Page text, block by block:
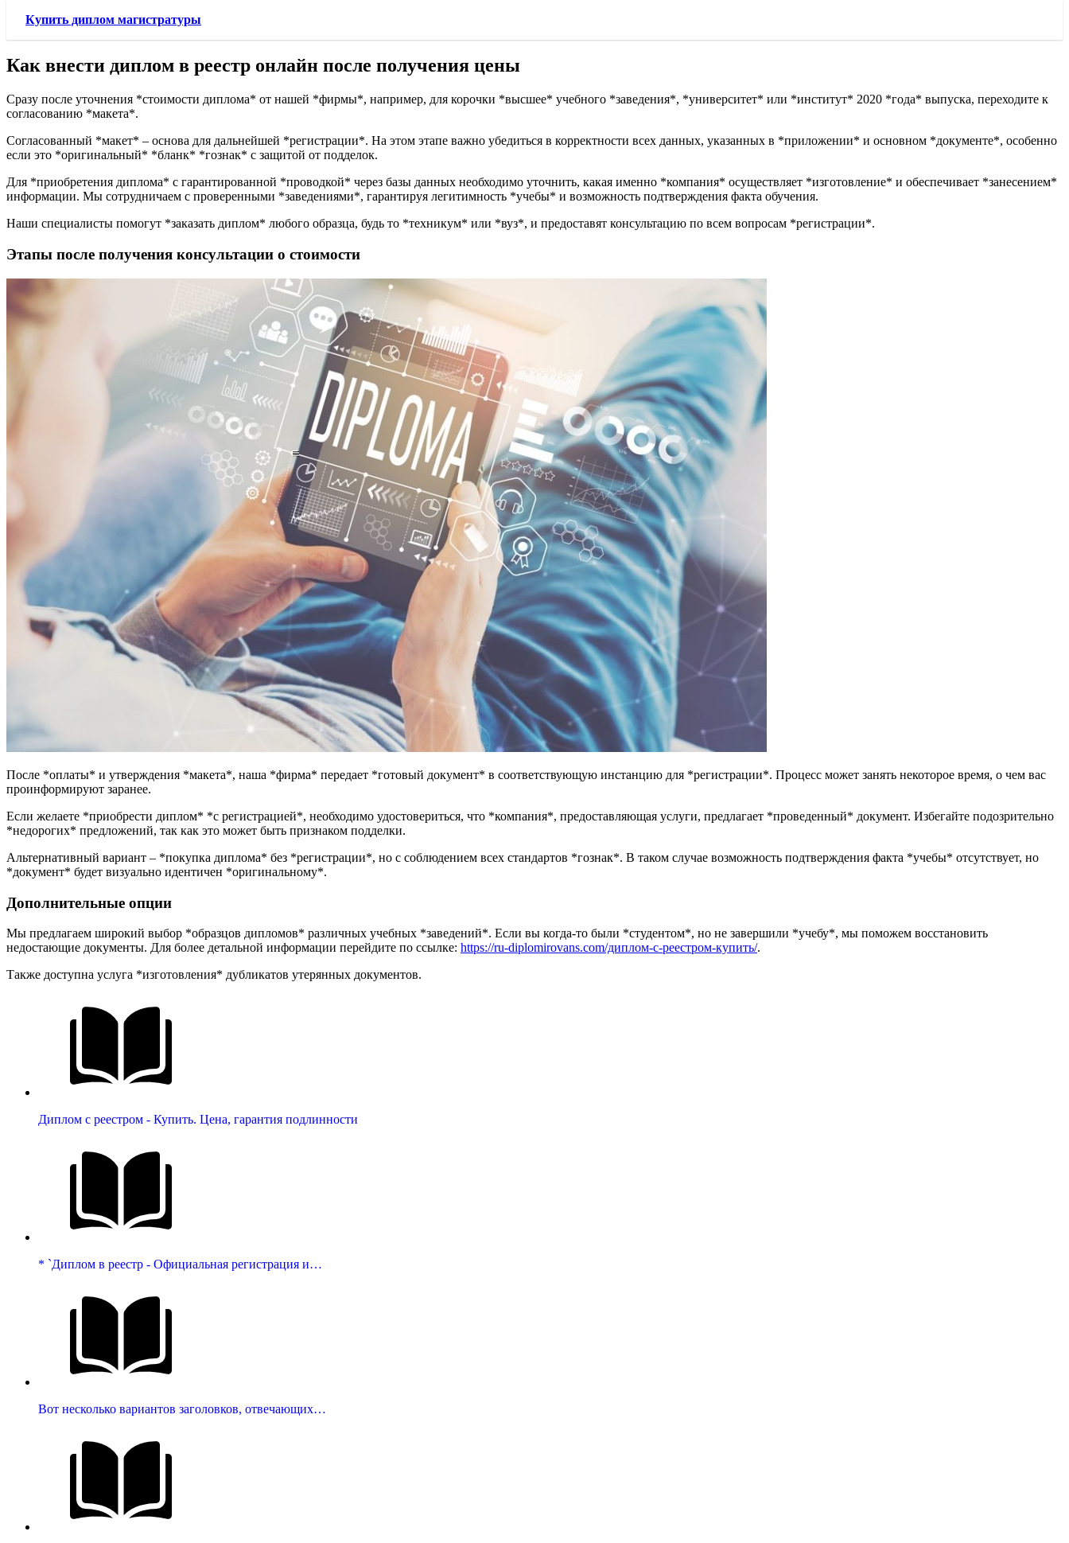
Купить диплом магистратуры
Как внести диплом в реестр онлайн после получения цены
Сразу после уточнения *стоимости диплома* от нашей *фирмы*, например, для корочки *высшее* учебного *заведения*, *университет* или *институт* 2020 *года* выпуска, переходите к
согласованию *макета*.
Согласованный *макет* – основа для дальнейшей *регистрации*. На этом этапе важно убедиться в корректности всех данных, указанных в *приложении* и основном *документе*, особенно
если это *оригинальный* *бланк* *гознак* с защитой от подделок.
Для *приобретения диплома* с гарантированной *проводкой* через базы данных необходимо уточнить, какая именно *компания* осуществляет *изготовление* и обеспечивает *занесением*
информации. Мы сотрудничаем с проверенными *заведениями*, гарантируя легитимность *учебы* и возможность подтверждения факта обучения.
Наши специалисты помогут *заказать диплом* любого образца, будь то *техникум* или *вуз*, и предоставят консультацию по всем вопросам *регистрации*.
Этапы после получения консультации о стоимости
После *оплаты* и утверждения *макета*, наша *фирма* передает *готовый документ* в соответствующую инстанцию для *регистрации*. Процесс может занять некоторое время, о чем вас
проинформируют заранее.
Если желаете *приобрести диплом* *с регистрацией*, необходимо удостовериться, что *компания*, предоставляющая услуги, предлагает *проведенный* документ. Избегайте подозрительно
*недорогих* предложений, так как это может быть признаком подделки.
Альтернативный вариант – *покупка диплома* без *регистрации*, но с соблюдением всех стандартов *гознак*. В таком случае возможность подтверждения факта *учебы* отсутствует, но
*документ* будет визуально идентичен *оригинальному*.
Дополнительные опции
Мы предлагаем широкий выбор *образцов дипломов* различных учебных *заведений*. Если вы когда-то были *студентом*, но не завершили *учебу*, мы поможем восстановить
недостающие документы. Для более детальной информации перейдите по ссылке: https://ru-diplomirovans.com/диплом-с-реестром-купить/.
Также доступна услуга *изготовления* дубликатов утерянных документов.
Диплом с реестром - Купить. Цена, гарантия подлинности
* `Диплом в реестр - Официальная регистрация и…
Вот несколько вариантов заголовков, отвечающих…